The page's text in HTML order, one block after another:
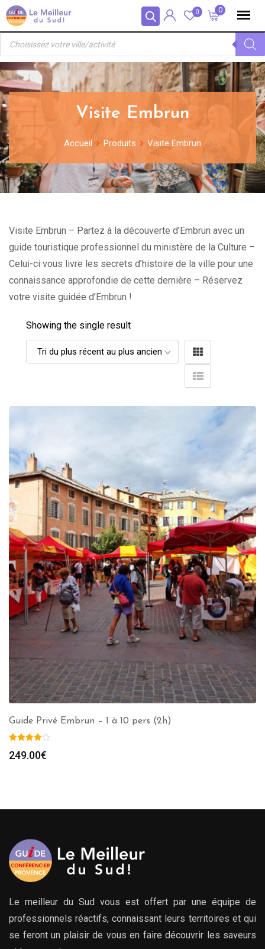
Panneau de gestion des cookies
Skip
to
content
0
0
Recherche
produits
Visite Embrun
Accueil Produits Visite Embrun
Visite Embrun – Partez à la découverte d’Embrun avec un
guide touristique professionnel du ministère de la Culture –
Celui-ci vous livre les secrets d’histoire de la ville pour une
connaissance approfondie de cette dernière – Réservez
votre visite guidée d’Embrun !
Showing the single result
Guide Privé Embrun – 1 à 10 pers (2h)
249.00€
Le meilleur du Sud vous est offert par une équipe de
professionnels réactifs, connaissant leurs territoires et qui
se feront un plaisir de vous en faire découvrir les saveurs